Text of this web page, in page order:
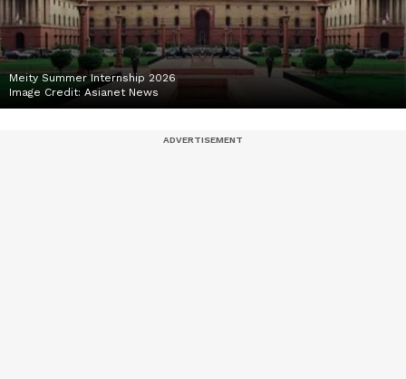
Meity Summer Internship 2026
Image Credit: Asianet News